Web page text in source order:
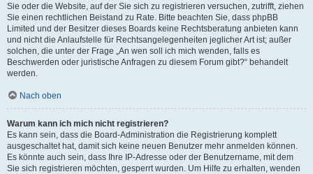
Sie oder die Website, auf der Sie sich zu registrieren versuchen, zutrifft, ziehen
Sie einen rechtlichen Beistand zu Rate. Bitte beachten Sie, dass phpBB
Limited und der Besitzer dieses Boards keine Rechtsberatung anbieten kann
und nicht die Anlaufstelle für Rechtsangelegenheiten jeglicher Art ist; außer
solchen, die unter der Frage „An wen soll ich mich wenden, falls es
Beschwerden oder juristische Anfragen zu diesem Forum gibt?“ behandelt
werden.
Nach oben
Warum kann ich mich nicht registrieren?
Es kann sein, dass die Board-Administration die Registrierung komplett
ausgeschaltet hat, damit sich keine neuen Benutzer mehr anmelden können.
Es könnte auch sein, dass Ihre IP-Adresse oder der Benutzername, mit dem
Sie sich registrieren möchten, gesperrt wurden. Um Hilfe zu erhalten, wenden